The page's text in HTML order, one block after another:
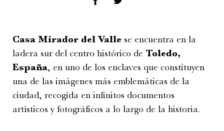
Casa Mirador del Valle se encuentra en la
ladera sur del centro histórico de Toledo,
España, en uno de los enclaves que constituyen
una de las imágenes más emblemáticas de la
ciudad, recogida en infinitos documentos
artísticos y fotográficos a lo largo de la historia.